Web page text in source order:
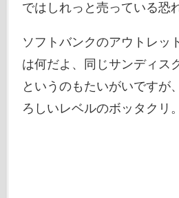
ではしれっと売っている恐
ソフトバンクのアウトレッ
は何だよ、同じサンディス
というのもたいがいですが
ろしいレベルのボッタクリ。